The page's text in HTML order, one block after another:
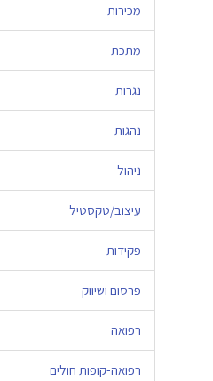
מכירות
מתכת
נגרות
נהגות
ניהול
עיצוב/טקסטיל
פקידות
פרסום ושיווק
רפואה
רפואה-קופות חולים